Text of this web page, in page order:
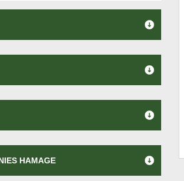
HAMAGE